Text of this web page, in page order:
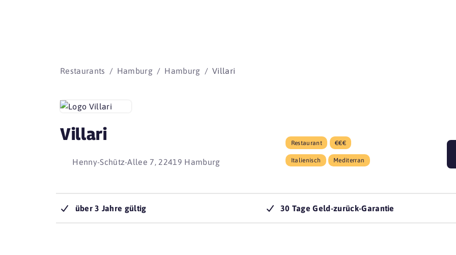
Restaurants Hamburg Hamburg Villari
Villari
Henny-Schütz-Allee 7, 22419 Hamburg
Restaurant €€€
Italienisch Mediterran
über 3 Jahre gültig 30 Tage Geld-zurück-Garantie